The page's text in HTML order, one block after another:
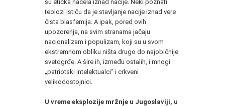
su etička načela iznad nacije. Neki poznati
teolozi ističu da je stavljanje nacije iznad vere
čista blasfemija. A ipak, pored ovih
upozorenja, na svim stranama jačaju
nacionalizam i populizam, koji su u svom
ekstremnom obliku ništa drugo do najobičnije
svetogrđe. A šire ih, između ostalih, i mnogi
„patriotski intelektualci“ i crkveni
velikodostojnici.
U vreme eksplozije mržnje u Jugoslaviji, u